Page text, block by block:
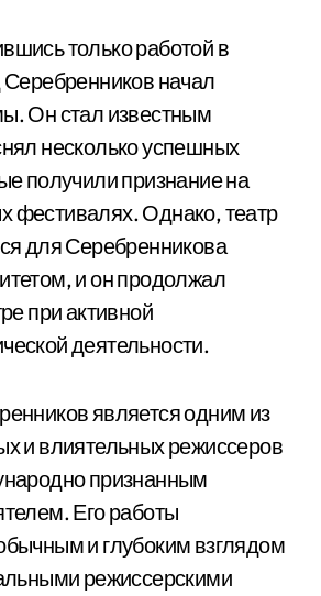
только работой в
начал
Он стал известным
несколько успешных
получили признание на
фестивалях. Однако, театр
для Серебренникова
и он продолжал
при активной
деятельности.
является одним из
и влиятельных режиссеров
признанным
Его работы
и глубоким взглядом
режиссерскими